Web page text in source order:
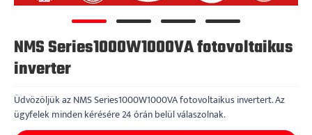
NMS Series1000W1000VA fotovoltaikus
inverter
Üdvözöljük az NMS Series1000W1000VA fotovoltaikus invertert. Az
ügyfelek minden kérésére 24 órán belül válaszolnak.